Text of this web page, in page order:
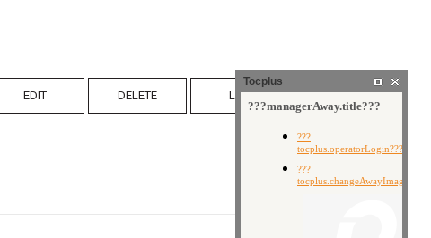
EDIT DELETE LIST WRITE
Tocplus